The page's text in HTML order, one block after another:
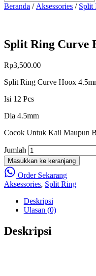
Beranda / Aksessories / Split
Split Ring Curve
Rp3,500.00
Split Ring Curve Hoox
Isi 12 Pcs
Dia 4.5mm
Cocok Untuk Kail Maupun
Jumlah
Masukkan ke keranjang
Order Sekarang
Aksessories, Split Ring
Deskripsi
Ulasan (0)
Deskripsi